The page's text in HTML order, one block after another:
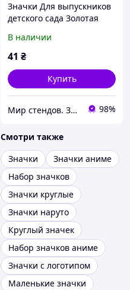
Значки Для выпускников
детского сада Золотая
фото)
В наличии
41 ₴
Купить
Мир стендов. Значки, часы, магниты, детские товары и сувениры 98%
Смотри также
Значки
Значки аниме
Набор значков
Значки круглые
Значки наруто
Круглый значек
Набор значков аниме
Значки с логотипом
Маленькие значки